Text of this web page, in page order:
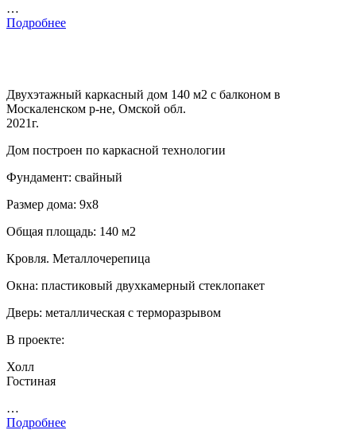
…
Подробнее
Двухэтажный каркасный дом 140 м2 с балконом в
Москаленском р-не, Омской обл.
2021г.
Дом построен по каркасной технологии
Фундамент: свайный
Размер дома: 9х8
Общая площадь: 140 м2
Кровля. Металлочерепица
Окна: пластиковый двухкамерный стеклопакет
Дверь: металлическая с терморазрывом
В проекте:
Холл
Гостиная
…
Подробнее